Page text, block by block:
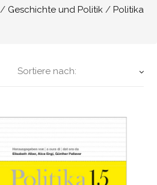
Geschichte und Politik Politika
Sortiere nach: